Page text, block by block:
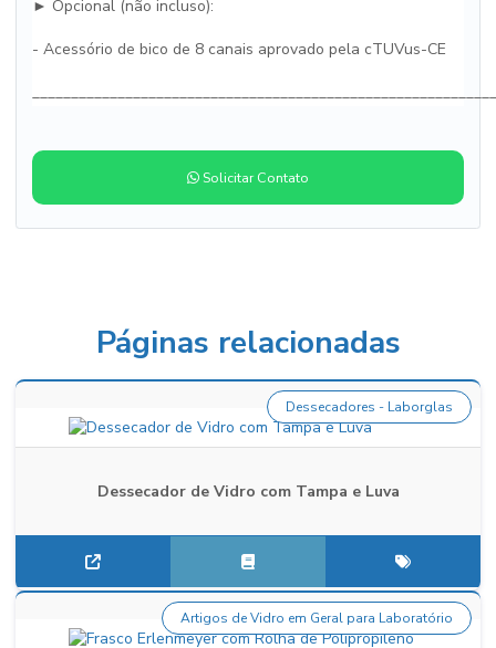
► Opcional (não incluso):
- Acessório de bico de 8 canais aprovado pela cTUVus-CE
Solicitar Contato
Páginas relacionadas
Dessecador de Vidro com Tampa e Luva
Dessecadores - Laborglas
Artigos de Vidro em Geral para Laboratório